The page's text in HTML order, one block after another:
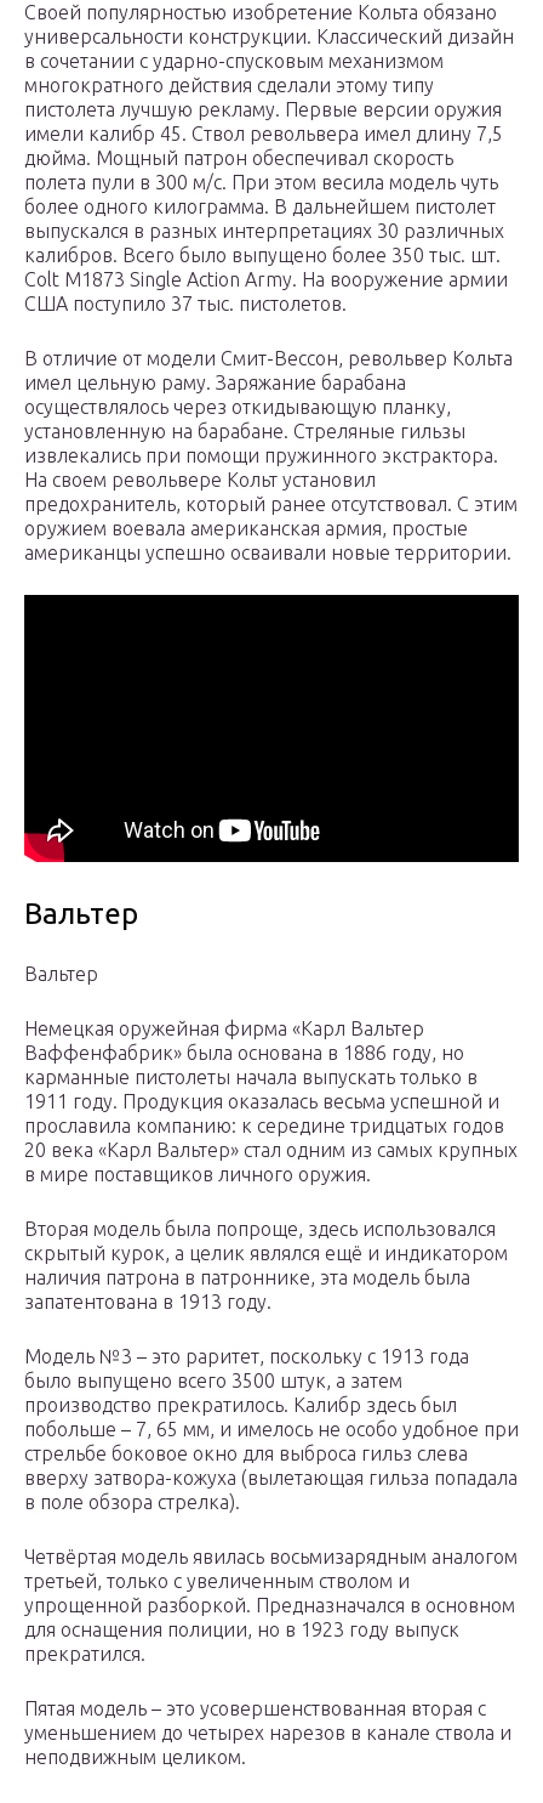
Своей популярностью изобретение Кольта обязано
универсальности конструкции. Классический дизайн
в сочетании с ударно-спусковым механизмом
многократного действия сделали этому типу
пистолета лучшую рекламу. Первые версии оружия
имели калибр 45. Ствол револьвера имел длину 7,5
дюйма. Мощный патрон обеспечивал скорость
полета пули в 300 м/с. При этом весила модель чуть
более одного килограмма. В дальнейшем пистолет
выпускался в разных интерпретациях 30 различных
калибров. Всего было выпущено более 350 тыс. шт.
Colt M1873 Single Action Army. На вооружение армии
США поступило 37 тыс. пистолетов.
В отличие от модели Смит-Вессон, револьвер Кольта
имел цельную раму. Заряжание барабана
осуществлялось через откидывающую планку,
установленную на барабане. Стреляные гильзы
извлекались при помощи пружинного экстрактора.
На своем револьвере Кольт установил
предохранитель, который ранее отсутствовал. С этим
оружием воевала американская армия, простые
американцы успешно осваивали новые территории.
Вальтер
Вальтер
Немецкая оружейная фирма «Карл Вальтер
Ваффенфабрик» была основана в 1886 году, но
карманные пистолеты начала выпускать только в
1911 году. Продукция оказалась весьма успешной и
прославила компанию: к середине тридцатых годов
20 века «Карл Вальтер» стал одним из самых крупных
в мире поставщиков личного оружия.
Вторая модель была попроще, здесь использовался
скрытый курок, а целик являлся ещё и индикатором
наличия патрона в патроннике, эта модель была
запатентована в 1913 году.
Модель №3 – это раритет, поскольку с 1913 года
было выпущено всего 3500 штук, а затем
производство прекратилось. Калибр здесь был
побольше – 7, 65 мм, и имелось не особо удобное при
стрельбе боковое окно для выброса гильз слева
вверху затвора-кожуха (вылетающая гильза попадала
в поле обзора стрелка).
Четвёртая модель явилась восьмизарядным аналогом
третьей, только с увеличенным стволом и
упрощенной разборкой. Предназначался в основном
для оснащения полиции, но в 1923 году выпуск
прекратился.
Пятая модель – это усовершенствованная вторая с
уменьшением до четырех нарезов в канале ствола и
неподвижным целиком.